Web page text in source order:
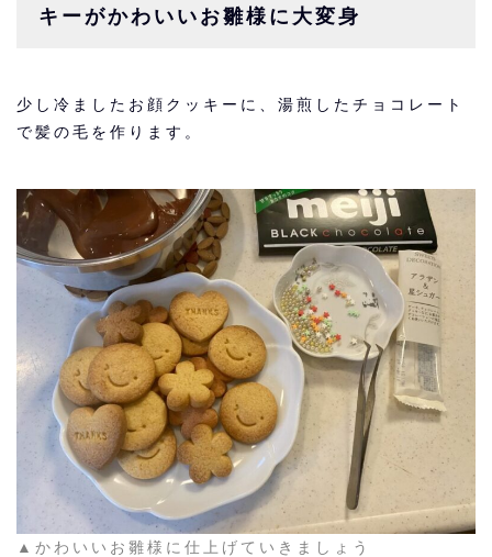
キーがかわいいお雛様に大変身
少し冷ましたお顔クッキーに、湯煎したチョコレート
で髪の毛を作ります。
▲かわいいお雛様に仕上げていきましょう